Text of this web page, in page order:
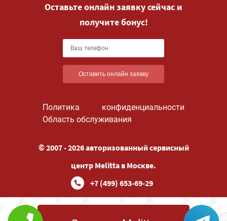
Оставьте онлайн заявку сейчас и
получите бонус!
Оставить онлайн заявку
Политика конфиденциальности
Область обслуживания
© 2007 - 2026 авторизованный сервисный
центр Melitta в Москве.
+7 (499) 653-69-29